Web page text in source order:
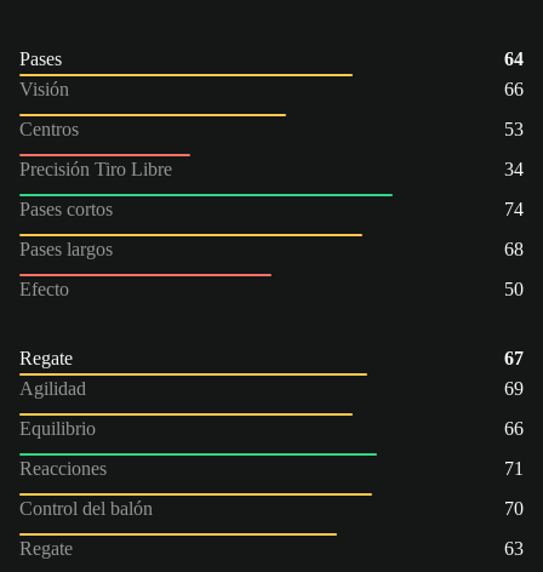
Pases
64
Visión
66
Centros
53
Precisión Tiro Libre
34
Pases cortos
74
Pases largos
68
Efecto
50
Regate
67
Agilidad
69
Equilibrio
66
Reacciones
71
Control del balón
70
Regate
63